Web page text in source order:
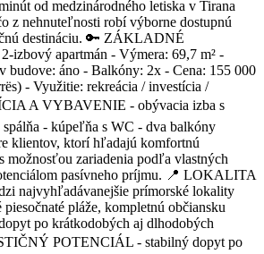
od medzinárodného letiska v Tirana
z nehnuteľnosti robí výborne dostupnú
destináciu. 🔑 ZÁKLADNÉ
izbový apartmán - Výmera: 69,7 m² -
budove: áno - Balkóny: 2x - Cena: 155 000
- Využitie: rekreácia / investícia /
A VYBAVENIE - obývacia izba s
spálňa - kúpeľňa s WC - dva balkóny
klientov, ktorí hľadajú komfortnú
možnosťou zariadenia podľa vlastných
pasívneho príjmu. 📍 LOKALITA
najvyhľadávanejšie prímorské lokality
pláže, kompletnú občiansku
po krátkodobých aj dlhodobých
POTENCIÁL - stabilný dopyt po